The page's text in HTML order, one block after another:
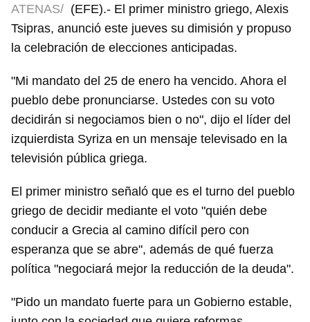
ATENAS/ (EFE).- El primer ministro griego, Alexis
Tsipras, anunció este jueves su dimisión y propuso
la celebración de elecciones anticipadas.
"Mi mandato del 25 de enero ha vencido. Ahora el
pueblo debe pronunciarse. Ustedes con su voto
decidirán si negociamos bien o no", dijo el líder del
izquierdista Syriza en un mensaje televisado en la
televisión pública griega.
El primer ministro señaló que es el turno del pueblo
griego de decidir mediante el voto "quién debe
conducir a Grecia al camino difícil pero con
esperanza que se abre", además de qué fuerza
política "negociará mejor la reducción de la deuda".
"Pido un mandato fuerte para un Gobierno estable,